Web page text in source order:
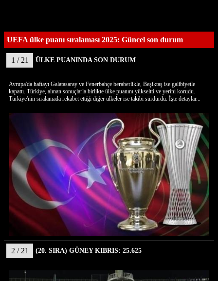
UEFA ülke puanı sıralaması 2025: Güncel son durum
1 / 21 ÜLKE PUANINDA SON DURUM
Avrupa'da haftayı Galatasaray ve Fenerbahçe beraberlikle, Beşiktaş ise galibiyetle
kapattı. Türkiye, alınan sonuçlarla birlikte ülke puanını yükseltti ve yerini korudu.
Türkiye'nin sıralamada rekabet ettiği diğer ülkeler ise takibi sürdürdü. İşte detaylar...
2 / 21 (20. SIRA) GÜNEY KIBRIS: 25.625